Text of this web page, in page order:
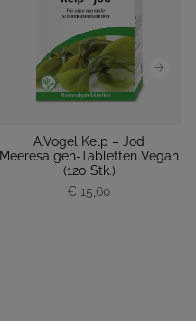
A.Vogel Kelp – Jod
Meeresalgen-Tabletten Vegan
(120 Stk.)
€ 15,60
P